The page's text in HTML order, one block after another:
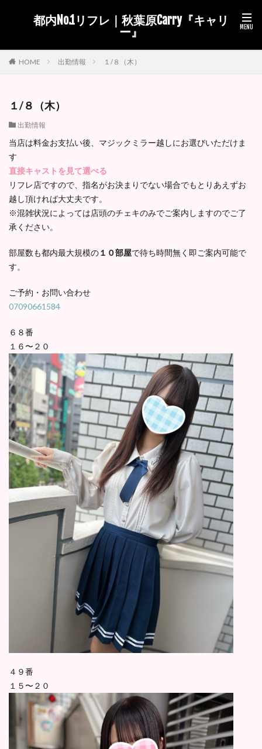
都内No.1リフレ｜秋葉原Carry『キャリ
ー』
HOME 出勤情報 １/８（木）
１/８（木）
出勤情報
当店は料金お支払い後、マジックミラー越しにお選びいただけま
す
直接キャストを見て選べる
リフレ店ですので、指名がお決まりでない場合でもとりあえずお
越し頂ければ大丈夫です。
※混雑状況によっては店頭のチェキのみでご案内しますのでご了
承ください。
部屋数も都内最大規模の１０部屋で待ち時間無く即ご案内可能で
す。
ご予約・お問い合わせ
07090661584
６８番
１６〜２０
４９番
１５〜２０